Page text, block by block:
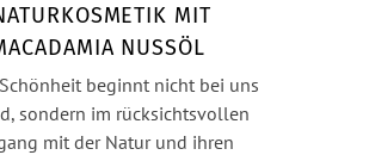
MIT
NUSSÖL
beginnt nicht bei uns
sondern im rücksichtsvollen
mit der Natur und ihren